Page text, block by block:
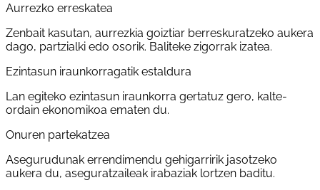
Aurrezko erreskatea
Zenbait kasutan, aurrezkia goiztiar berreskuratzeko aukera
dago, partzialki edo osorik. Baliteke zigorrak izatea.
Ezintasun iraunkorragatik estaldura
Lan egiteko ezintasun iraunkorra gertatuz gero, kalte-
ordain ekonomikoa ematen du.
Onuren partekatzea
Asegurudunak errendimendu gehigarririk jasotzeko
aukera du, aseguratzaileak irabaziak lortzen baditu.